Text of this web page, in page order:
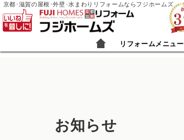
京都･滋賀の屋根･外壁･水まわりリフォームならフジホームズ
リフォームメニュー
お知らせ